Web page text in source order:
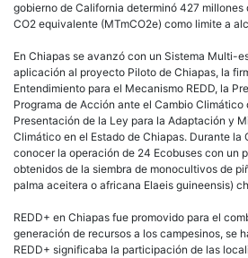
gobierno de California determinó 427
CO2 equivalente (MTmCO2e) como limite a
En Chiapas se avanzó con un Sistema Multi-
aplicación al proyecto Piloto de Chiapas, la
Entendimiento para el Mecanismo REDD, la
Programa de Acción ante el Cambio Climático
Presentación de la Ley para la Adaptación y
Climático en el Estado de Chiapas. Durante la
conocer la operación de 24 Ecobuses con un
obtenidos de la siembra de monocultivos de
palma aceitera o africana Elaeis guineensis)
REDD+ en Chiapas fue promovido para el
generación de recursos a los campesinos, se
REDD+ significaba la participación de las